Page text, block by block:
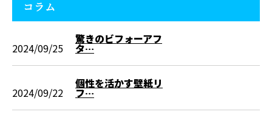
コラム
2024/09/25
驚きのビフォーアフ
タ…
2024/09/22
個性を活かす壁紙リ
フ…